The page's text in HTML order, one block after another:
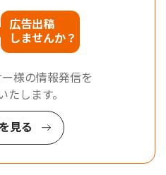
広告出稿
しませんか？
様の情報発信を
たします。
見る